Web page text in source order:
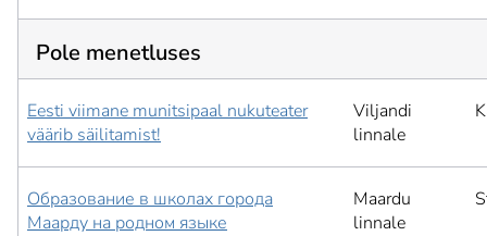
Pole menetluses
Eesti viimane munitsipaal nukuteater
väärib säilitamist!
Viljandi
linnale
Образование в школах города
Маарду на родном языке
Maardu
linnale